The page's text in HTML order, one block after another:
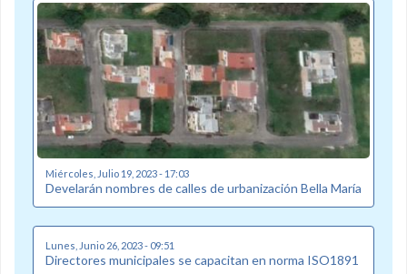
Miércoles, Julio 19, 2023 - 17:03
Develarán nombres de calles de urbanización Bella María
Lunes, Junio 26, 2023 - 09:51
Directores municipales se capacitan en norma ISO1891